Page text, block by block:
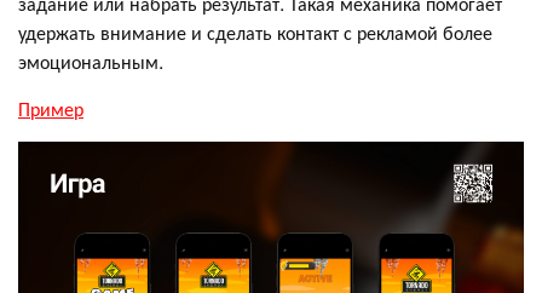
удержать внимание и сделать контакт с рекламой более
эмоциональным.
Пример